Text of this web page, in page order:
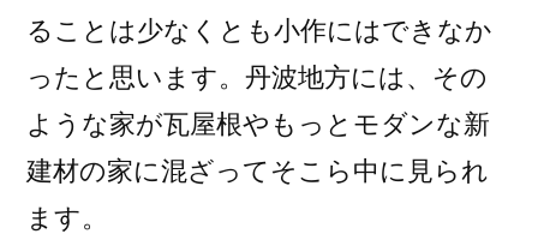
ることは少なくとも小作にはできなか
ったと思います。丹波地方には、その
ような家が瓦屋根やもっとモダンな新
建材の家に混ざってそこら中に見られ
ます。